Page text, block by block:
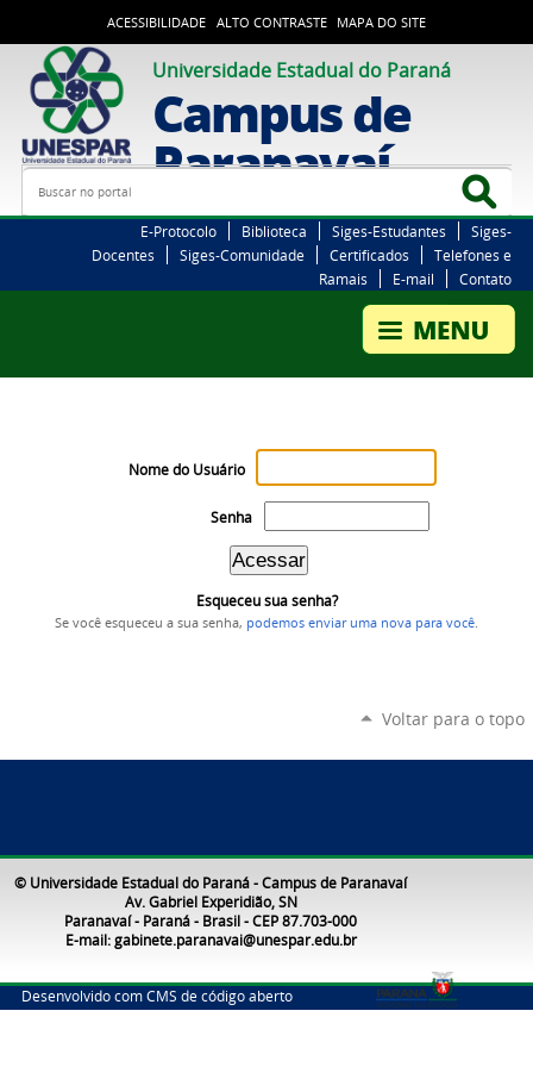
ACESSIBILIDADE ALTO CONTRASTE MAPA DO SITE
Universidade Estadual do Paraná
Campus de
Paranavaí
Busca
E-Protocolo Biblioteca Siges-Estudantes
Siges-
Docentes
Siges-Comunidade Certificados
Telefones e
Ramais
E-mail Contato
Nome do Usuário
Senha
Esqueceu sua senha?
Se você esqueceu a sua senha, podemos enviar uma nova para você
Voltar para o topo
© Universidade Estadual do Paraná - Campus de Paranavaí
Av. Gabriel Experidião, SN
Paranavaí - Paraná - Brasil - CEP 87.703-000
E-mail: gabinete.paranavai@unespar.edu.br
Desenvolvido com CMS de código aberto